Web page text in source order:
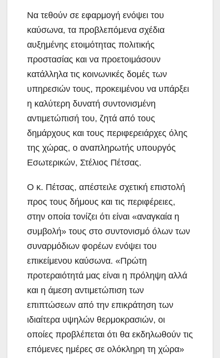
Να τεθούν σε εφαρμογή ενόψει του
καύσωνα, τα προβλεπόμενα σχέδια
αυξημένης ετοιμότητας πολιτικής
προστασίας και να προετοιμάσουν
κατάλληλα τις κοινωνικές δομές των
υπηρεσιών τους, προκειμένου να υπάρξει
η καλύτερη δυνατή συντονισμένη
αντιμετώπισή του, ζητά από τους
δημάρχους και τους περιφερειάρχες όλης
της χώρας, ο αναπληρωτής υπουργός
Εσωτερικών, Στέλιος Πέτσας.
Ο κ. Πέτσας, απέστειλε σχετική επιστολή
προς τους δήμους και τις περιφέρειες,
στην οποία τονίζει ότι είναι «αναγκαία η
συμβολή» τους στο συντονισμό όλων των
συναρμόδιων φορέων ενόψει του
επικείμενου καύσωνα. «Πρώτη
προτεραιότητά μας είναι η πρόληψη αλλά
και η άμεση αντιμετώπιση των
επιπτώσεων από την επικράτηση των
ιδιαίτερα υψηλών θερμοκρασιών, οι
οποίες προβλέπεται ότι θα εκδηλωθούν τις
επόμενες ημέρες σε ολόκληρη τη χώρα»